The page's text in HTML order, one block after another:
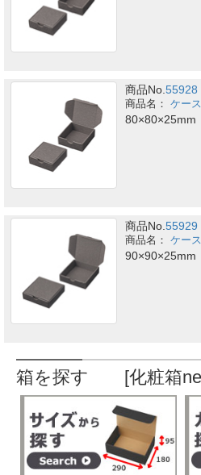
商品No.55928
ケー
80×80×25mm
商品No.55929
ケー
90×90×25mm
箱を探す [化粧箱